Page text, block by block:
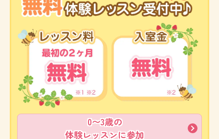
0〜3歳の
体験レッスンに参加